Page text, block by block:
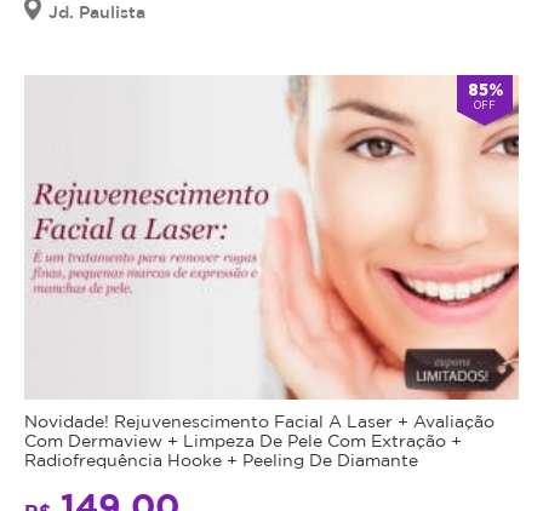
Jd. Paulista
85%
OFF
Novidade! Rejuvenescimento Facial A Laser + Avaliação
Com Dermaview + Limpeza De Pele Com Extração +
Radiofrequência Hooke + Peeling De Diamante